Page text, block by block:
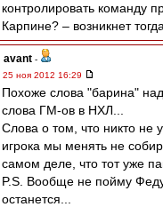
контролировать команду
Карпине? – возникнет
avant -
25 ноя 2012 16:29
Похоже слова "барина"
слова ГМ-ов в НХЛ...
Слова о том, что никто не
игрока мы менять не
самом деле, что тот уже
P.S. Вообще не пойму
останется...